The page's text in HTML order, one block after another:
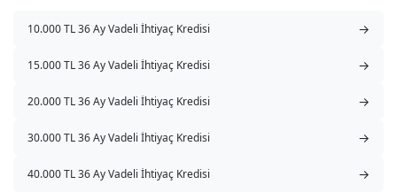
10.000 TL 36 Ay Vadeli İhtiyaç Kredisi →
15.000 TL 36 Ay Vadeli İhtiyaç Kredisi →
20.000 TL 36 Ay Vadeli İhtiyaç Kredisi →
30.000 TL 36 Ay Vadeli İhtiyaç Kredisi →
40.000 TL 36 Ay Vadeli İhtiyaç Kredisi →